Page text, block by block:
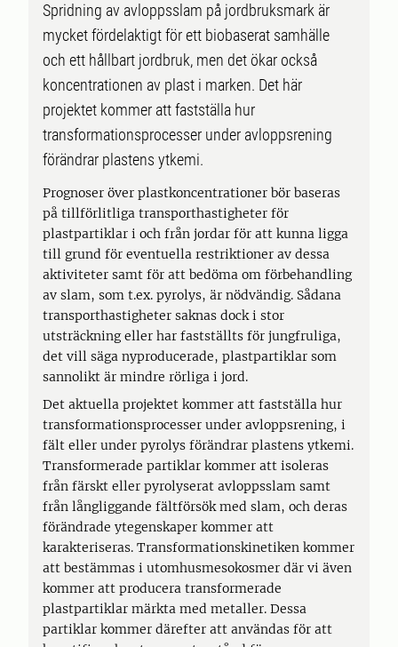
Spridning av avloppsslam på jordbruksmark är
mycket fördelaktigt för ett biobaserat samhälle
och ett hållbart jordbruk, men det ökar också
koncentrationen av plast i marken. Det här
projektet kommer att fastställa hur
transformationsprocesser under avloppsrening
förändrar plastens ytkemi.
Prognoser över plastkoncentrationer bör baseras
på tillförlitliga transporthastigheter för
plastpartiklar i och från jordar för att kunna ligga
till grund för eventuella restriktioner av dessa
aktiviteter samt för att bedöma om förbehandling
av slam, som t.ex. pyrolys, är nödvändig. Sådana
transporthastigheter saknas dock i stor
utsträckning eller har fastställts för jungfruliga,
det vill säga nyproducerade, plastpartiklar som
sannolikt är mindre rörliga i jord.
Det aktuella projektet kommer att fastställa hur
transformationsprocesser under avloppsrening, i
fält eller under pyrolys förändrar plastens ytkemi.
Transformerade partiklar kommer att isoleras
från färskt eller pyrolyserat avloppsslam samt
från långliggande fältförsök med slam, och deras
förändrade ytegenskaper kommer att
karakteriseras. Transformationskinetiken kommer
att bestämmas i utomhusmesokosmer där vi även
kommer att producera transformerade
plastpartiklar märkta med metaller. Dessa
partiklar kommer därefter att användas för att